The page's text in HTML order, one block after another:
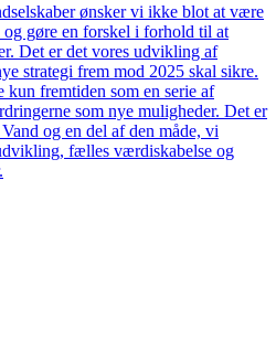
ønsker vi ikke blot at være
gøre en forskel i forhold til at
Det er det vores udvikling af
strategi frem mod 2025 skal sikre.
fremtiden som en serie af
som nye muligheder. Det er
og en del af den måde, vi
fælles værdiskabelse og